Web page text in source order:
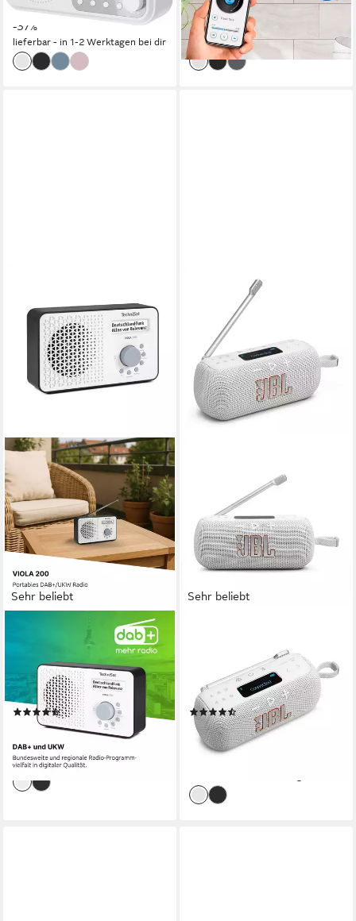
ab 37,12 € UVP59,00 €
-37%
lieferbar - in 1-2 Werktagen bei dir
ab 39,95 € UVP49,95 €
-20%
lieferbar - in 4-5 Werktagen bei dir
Sehr beliebt
VIOLA 200 Digitalradio (DAB)
Leistung
Stromversorgung
0.28 kg Gewicht
(21)
ab 29,99 € UVP 39,00 €
-23%
lieferbar - in 2-3 Werktagen bei dir
Sehr beliebt
Leistung
Akku (fest eingebaut)
Stromversorgung
0,67 kg Gewicht
(34)
104,58 € UVP129,99 €
9,55 €mtl. in 12 Raten